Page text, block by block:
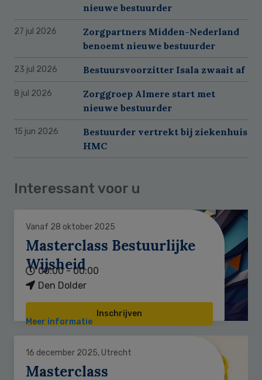
nieuwe bestuurder
27 jul 2026
Zorgpartners Midden-Nederland
benoemt nieuwe bestuurder
23 jul 2026 Bestuursvoorzitter Isala zwaait af
8 jul 2026
Zorggroep Almere start met
nieuwe bestuurder
15 jun 2026
Bestuurder vertrekt bij ziekenhuis
HMC
Interessant voor u
Vanaf 28 oktober 2025
Masterclass Bestuurlijke
Wijsheid
00:00 - 00:00
Den Dolder
Inschrijven
Meer informatie
16 december 2025, Utrecht
Masterclass